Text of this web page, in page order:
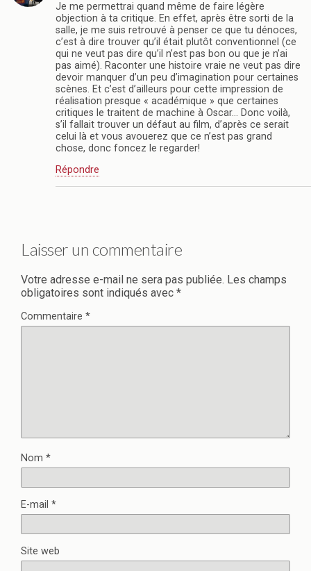
Je me permettrai quand même de faire légère
objection à ta critique. En effet, après être sorti de la
salle, je me suis retrouvé à penser ce que tu dénoces,
c’est à dire trouver qu’il était plutôt conventionnel (ce
qui ne veut pas dire qu’il n’est pas bon ou que je n’ai
pas aimé). Raconter une histoire vraie ne veut pas dire
devoir manquer d’un peu d’imagination pour certaines
scènes. Et c’est d’ailleurs pour cette impression de
réalisation presque « académique » que certaines
critiques le traitent de machine à Oscar… Donc voilà,
s’il fallait trouver un défaut au film, d’après ce serait
celui là et vous avouerez que ce n’est pas grand
chose, donc foncez le regarder!
Répondre
Laisser un commentaire
Votre adresse e-mail ne sera pas publiée. Les champs
obligatoires sont indiqués avec *
Commentaire *
Nom *
E-mail *
Site web